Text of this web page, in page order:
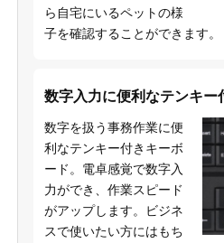
ら自宅にいるペットの様
子を確認することができます。
数字入力に便利なテンキー
数字を扱う事務作業に便
利なテンキー付きキーボ
ード。電卓感覚で数字入
力ができ、作業スピード
がアップします。ビジネ
スで使いたい方にはもち